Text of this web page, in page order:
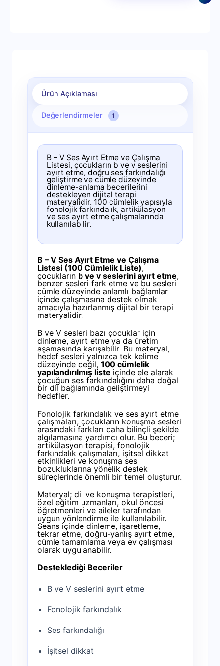
Ürün Açıklaması
Değerlendirmeler 1
B – V Ses Ayırt Etme ve Çalışma
Listesi, çocukların b ve v seslerini
ayırt etme, doğru ses farkındalığı
geliştirme ve cümle düzeyinde
dinleme-anlama becerilerini
destekleyen dijital terapi
materyalidir. 100 cümlelik yapısıyla
fonolojik farkındalık, artikülasyon
ve ses ayırt etme çalışmalarında
kullanılabilir.
B – V Ses Ayırt Etme ve Çalışma
Listesi (100 Cümlelik Liste),
çocukların b ve v seslerini ayırt etme,
benzer sesleri fark etme ve bu sesleri
cümle düzeyinde anlamlı bağlamlar
içinde çalışmasına destek olmak
amacıyla hazırlanmış dijital bir terapi
materyalidir.
B ve V sesleri bazı çocuklar için
dinleme, ayırt etme ya da üretim
aşamasında karışabilir. Bu materyal,
hedef sesleri yalnızca tek kelime
düzeyinde değil, 100 cümlelik
yapılandırılmış liste içinde ele alarak
çocuğun ses farkındalığını daha doğal
bir dil bağlamında geliştirmeyi
hedefler.
Fonolojik farkındalık ve ses ayırt etme
çalışmaları, çocukların konuşma sesleri
arasındaki farkları daha bilinçli şekilde
algılamasına yardımcı olur. Bu beceri;
artikülasyon terapisi, fonolojik
farkındalık çalışmaları, işitsel dikkat
etkinlikleri ve konuşma sesi
bozukluklarına yönelik destek
süreçlerinde önemli bir temel oluşturur.
Materyal; dil ve konuşma terapistleri,
özel eğitim uzmanları, okul öncesi
öğretmenleri ve aileler tarafından
uygun yönlendirme ile kullanılabilir.
Seans içinde dinleme, işaretleme,
tekrar etme, doğru-yanlış ayırt etme,
cümle tamamlama veya ev çalışması
olarak uygulanabilir.
Desteklediği Beceriler
B ve V seslerini ayırt etme
Fonolojik farkındalık
Ses farkındalığı
İşitsel dikkat